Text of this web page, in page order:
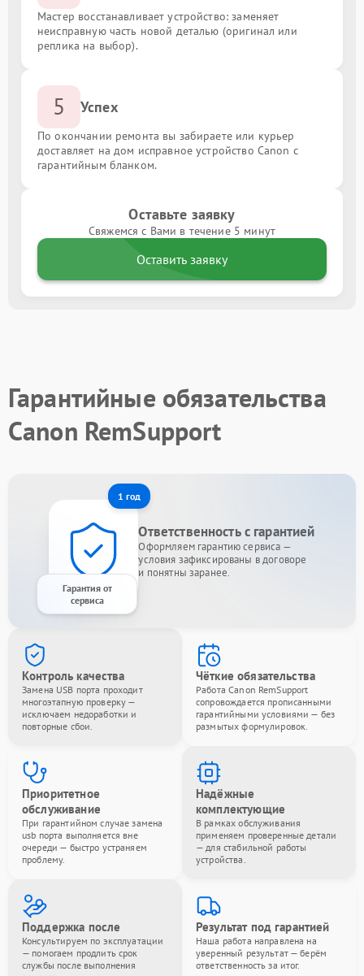
Мастер восстанавливает устройство: заменяет
неисправную часть новой деталью (оригинал или
реплика на выбор).
5 Успех
По окончании ремонта вы забираете или курьер
доставляет на дом исправное устройство Canon с
гарантийным бланком.
Оставьте заявку
Свяжемся с Вами в течение 5 минут
Оставить заявку
Гарантийные обязательства
Canon RemSupport
1 год
Гарантия от
сервиса
Ответственность с гарантией
Оформляем гарантию сервиса —
условия зафиксированы в договоре
и понятны заранее.
Контроль качества
Замена USB порта проходит
многоэтапную проверку —
исключаем недоработки и
повторные сбои.
Чёткие обязательства
Работа Canon RemSupport
сопровождается прописанными
гарантийными условиями — без
размытых формулировок.
Приоритетное
обслуживание
При гарантийном случае замена
usb порта выполняется вне
очереди — быстро устраняем
проблему.
Надёжные
комплектующие
В рамках обслуживания
применяем проверенные детали
— для стабильной работы
устройства.
Поддержка после
Консультируем по эксплуатации
— помогаем продлить срок
службы после выполнения
Результат под гарантией
Наша работа направлена на
уверенный результат — берём
ответственность за итог.